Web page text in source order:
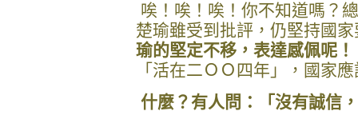
唉！唉！唉！你不知道嗎？
楚瑜雖受到批評，仍堅持國
瑜的堅定不移，表達感佩呢！
「活在二ＯＯ四年」，國家
什麼？有人問：「沒有誠信